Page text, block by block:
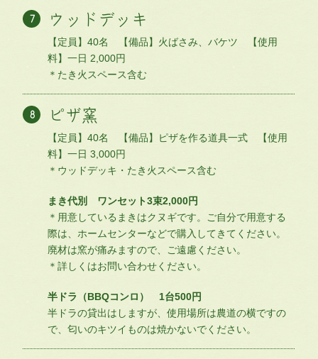
ウッドデッキ
【定員】40名 【備品】火ばさみ、バケツ 【使用
料】一日 2,000円
＊たき火スペース含む
ピザ窯
【定員】40名 【備品】ピザを作る道具一式 【使用
料】一日 3,000円
＊ウッドデッキ・たき火スペース含む
まき代別 ワンセット3束2,000円
＊用意しているまきはクヌギです。ご自分で用意する
際は、ホームセンターなどで購入してきてください。
廃材は窯が痛みますので、ご遠慮ください。
＊詳しくはお問い合わせください。
半ドラ（BBQコンロ） 1台500円
半ドラの貸出はしますが、使用場所は農道の横ですの
で、匂いのキツイものは焼かないでください。